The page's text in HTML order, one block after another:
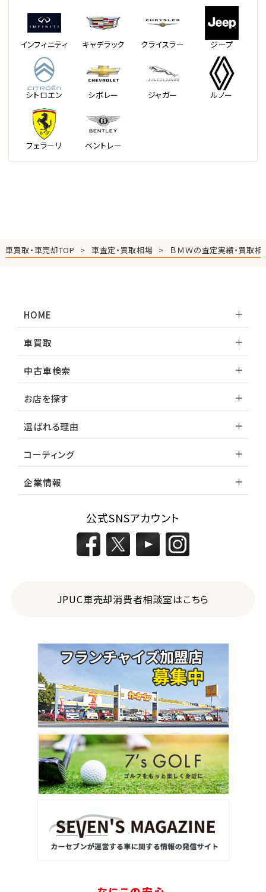
インフィニティ キャデラック クライスラー ジープ
シトロエン シボレー ジャガー ルノー
フェラーリ ベントレー
車買取・車売却TOP 車査定・買取相場 ＢＭＷの査定実績・買取相
HOME
車買取
中古車検索
お店を探す
選ばれる理由
コーティング
企業情報
公式SNSアカウント
JPUC車売却消費者相談室はこちら